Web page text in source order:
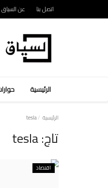
اتصل بنا عن السياق
الرئيسية
الرئيسية tesla
تاج:tesla
اقتصاد